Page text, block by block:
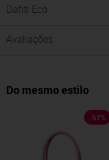
Dafiti Eco
Avaliações
Do mesmo estilo
-57%